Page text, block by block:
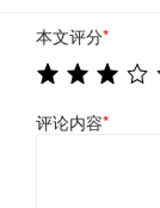
本文评分*
评论内容*